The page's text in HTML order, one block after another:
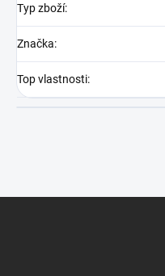
Typ zboží:
Značka:
Top vlastnosti: